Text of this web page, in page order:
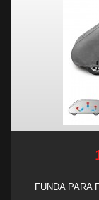
FUNDA PARA